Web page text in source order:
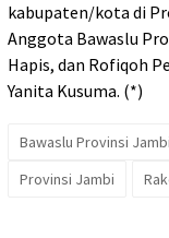
kabupaten/kota di
Anggota Bawaslu
Hapis, dan Rofiqoh
Yanita Kusuma. (*)
Bawaslu Provinsi Jambi
Provinsi Jambi